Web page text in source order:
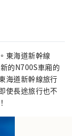
東海道新幹線
的N700S車廂的
海道新幹線旅行
使長途旅行也不